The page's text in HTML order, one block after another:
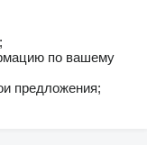
по вашему
предложения;